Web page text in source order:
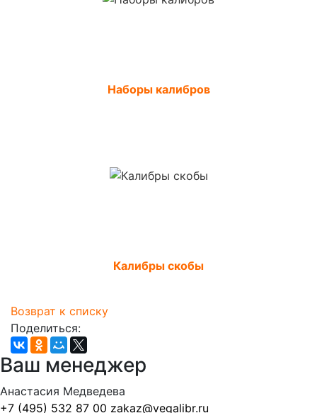
Наборы калибров
Калибры скобы
Возврат к списку
Поделиться:
Ваш менеджер
Анастасия Медведева
+7 (495) 532 87 00 zakaz@vegalibr.ru